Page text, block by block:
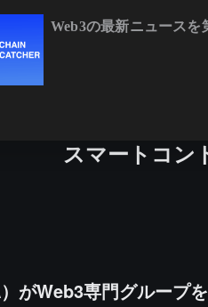
スマートコン
がWeb3専門グループ
Web3の最新ニュースを